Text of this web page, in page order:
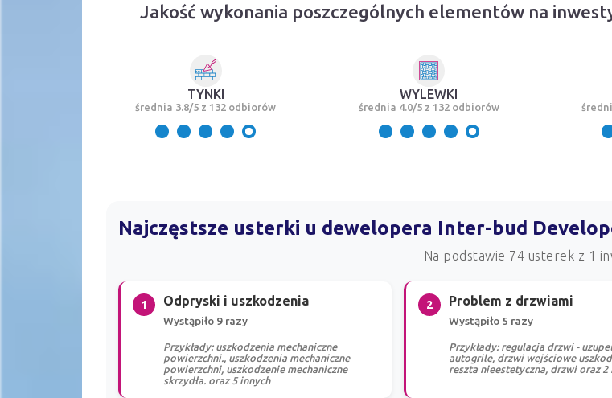
Jakość wykonania poszczególnych elementów na
TYNKI
średnia 3.8/5 z 132 odbiorów
WYLEWKI
średnia 4.0/5 z 132 odbiorów
Najczęstsze usterki u dewelopera Inter-bud
Na podstawie 74 usterek z 1
1 Odpryski i uszkodzenia
Wystąpiło 9 razy
Przykłady: uszkodzenia mechaniczne
powierzchni., uszkodzenia mechaniczne
powierzchni, uszkodzenie mechaniczne
skrzydła. oraz 5 innych
2 Problem z drzwiami
Wystąpiło 5 razy
Przykłady: regulacja drzwi -
autogrile, drzwi wejściowe
reszta nieestetyczna, drzwi oraz 2